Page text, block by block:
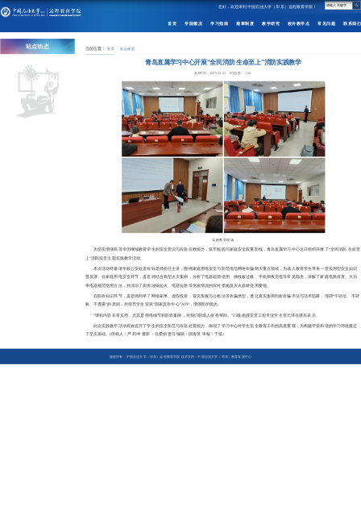
您好，欢迎来到中国石油大学（华东）远程教育学院！
首页 学院概况 学习指南 规章制度 教学研究 校外教学点 常见问题 联系我们
站点动态 当前位置： 首页 站点动态
青岛直属学习中心开展“全民消防 生命至上”消防实践教学
发布时间：2025-11-11 浏览次数： 154
实践教学现场
为切实增强高等学历继续教育学生的安全意识与应急自救能力，筑牢校园与家庭安全双重防线，青岛直属学习中心近日组织开展了“全民消防 生命至
上”消防安全主题实践教学活动。
本次活动特邀请学校公安处孟祥钰老师担任主讲，围绕家庭用电安全与防范电信网络诈骗两大重点领域，为成人教育学生带来一堂实用型安全知识
普及课。在家庭用电安全环节，孟老师结合典型火灾案例，分析了电器超期使用、插线板过载、手机彻夜充电等常见隐患，讲解了家庭电路排查、大功
率电器规范使用方法，并演示了厨房油锅起火、电器短路等突发情况的应对措施及灭火器材使用要领。
在防诈知识环节，孟老师列举了网络刷单、虚假投资、冒充客服与公检法等诈骗类型，通过真实案例剖析诈骗手法与话术陷阱，强调“不轻信、不转
账、不透露”的原则，并指导学生安装“国家反诈中心”APP，增强防护能力。
“课程内容非常实用，尤其是用电细节和防诈案例，对我们职场人很有帮助。”25级函授安全工程专业学生管元泽在课后表示。
此次实践教学活动有效提升了学生的安全防范与应急处置能力，体现了学习中心对学生安全教育工作的高度重视，为构建平安和谐的学习环境奠定
了坚实基础。(供稿人：芦莉坤 摄影：仉爱娟 责任编辑：国海英 审核：于猛）
版权所有：中国石油大学（华东）远程教育学院 技术支持：中国石油大学（华东）教育发展中心